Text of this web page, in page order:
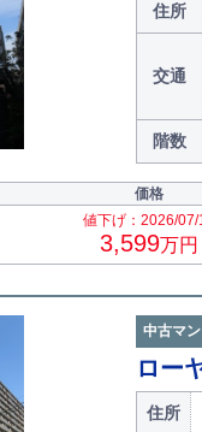
住所
交通
階数
価格
値下げ：2026/07/
3,599万円
中古マ
ロー
住所